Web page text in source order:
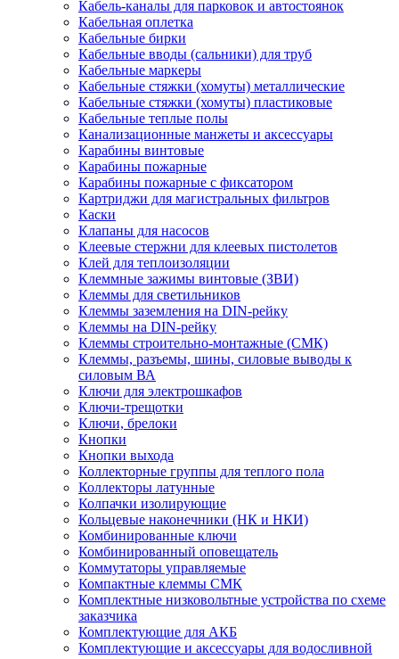
Кабель-каналы для парковок и автостоянок
Кабельная оплетка
Кабельные бирки
Кабельные вводы (сальники) для труб
Кабельные маркеры
Кабельные стяжки (хомуты) металлические
Кабельные стяжки (хомуты) пластиковые
Кабельные теплые полы
Канализационные манжеты и аксессуары
Карабины винтовые
Карабины пожарные
Карабины пожарные с фиксатором
Картриджи для магистральных фильтров
Каски
Клапаны для насосов
Клеевые стержни для клеевых пистолетов
Клей для теплоизоляции
Клеммные зажимы винтовые (ЗВИ)
Клеммы для светильников
Клеммы заземления на DIN-рейку
Клеммы на DIN-рейку
Клеммы строительно-монтажные (СМК)
Клеммы, разъемы, шины, силовые выводы к
силовым ВА
Ключи для электрошкафов
Ключи-трещотки
Ключи, брелоки
Кнопки
Кнопки выхода
Коллекторные группы для теплого пола
Коллекторы латунные
Колпачки изолирующие
Кольцевые наконечники (НК и НКИ)
Комбинированные ключи
Комбинированный оповещатель
Коммутаторы управляемые
Компактные клеммы СМК
Комплектные низковольтные устройства по схеме
заказчика
Комплектующие для АКБ
Комплектующие и аксессуары для водосливной